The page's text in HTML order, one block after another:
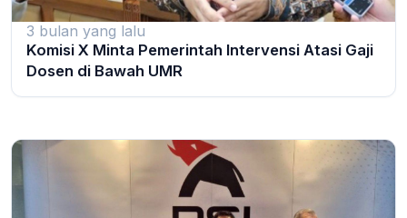
3 bulan yang lalu
Komisi X Minta Pemerintah Intervensi Atasi Gaji
Dosen di Bawah UMR